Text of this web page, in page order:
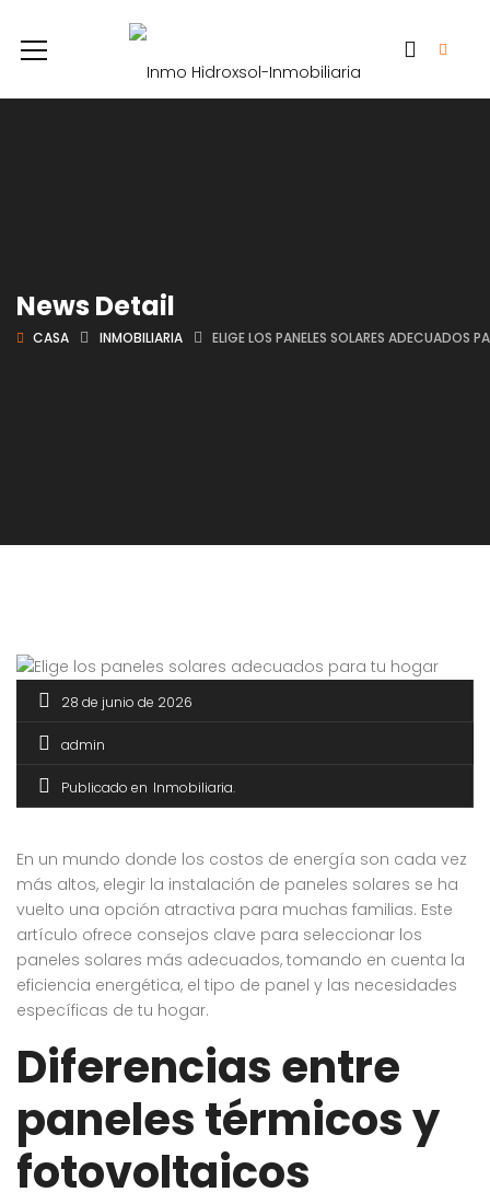
News Detail
CASA INMOBILIARIA ELIGE LOS PANELES SOLARES ADECUADOS
28 de junio de 2026
admin
Publicado en Inmobiliaria
En un mundo donde los costos de energía son cada vez
más altos, elegir la instalación de paneles solares se ha
vuelto una opción atractiva para muchas familias. Este
artículo ofrece consejos clave para seleccionar los
paneles solares más adecuados, tomando en cuenta la
eficiencia energética, el tipo de panel y las necesidades
específicas de tu hogar.
Diferencias entre
paneles térmicos y
fotovoltaicos